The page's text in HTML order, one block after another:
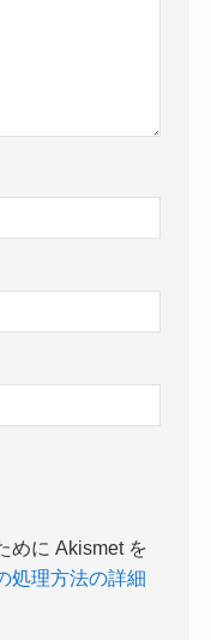
めに Akismet を
処理方法の詳細